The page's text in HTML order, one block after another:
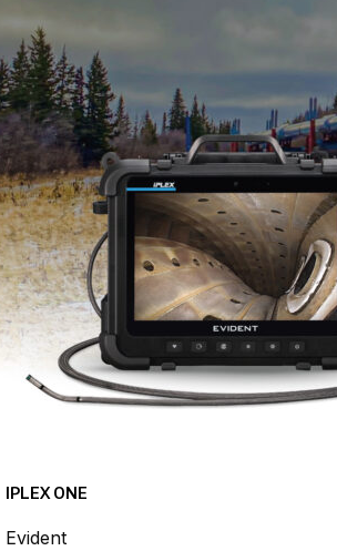
IPLEX ONE
Evident